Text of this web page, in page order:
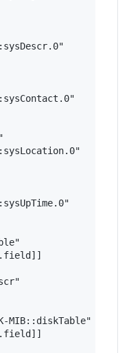
MIB::diskTable"